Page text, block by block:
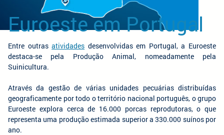
Euroeste em Portugal
Entre outrasatividades desenvolvidas em Portugal, a Euroeste
destaca-se pela Produção Animal, nomeadamente pela
Suinicultura.
Através da gestão de várias unidades pecuárias distribuídas
geograficamente por todo o território nacional português, o grupo
Euroeste explora cerca de 16.000 porcas reprodutoras, o que
representa uma produção estimada superior a 330.000 suínos por
ano.